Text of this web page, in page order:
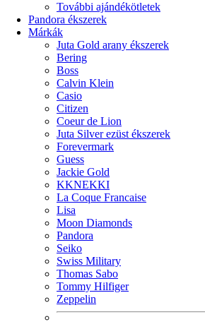
További ajándékötletek
Pandora ékszerek
Márkák
Juta Gold arany ékszerek
Bering
Boss
Calvin Klein
Casio
Citizen
Coeur de Lion
Juta Silver ezüst ékszerek
Forevermark
Guess
Jackie Gold
KKNEKKI
La Coque Francaise
Lisa
Moon Diamonds
Pandora
Seiko
Swiss Military
Thomas Sabo
Tommy Hilfiger
Zeppelin